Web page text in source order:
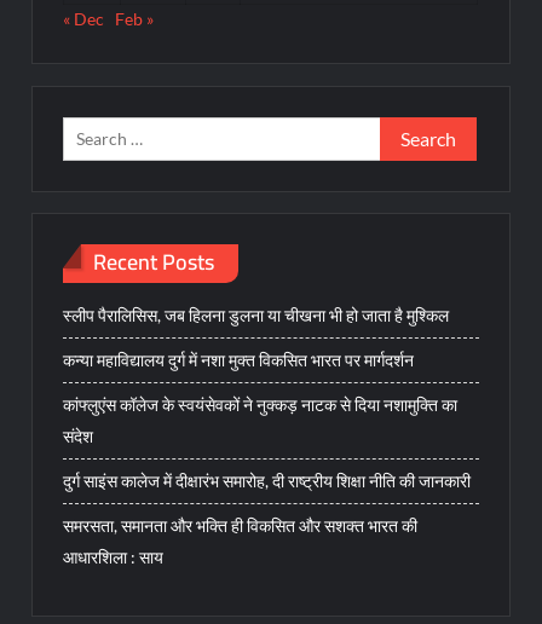
« Dec Feb »
Search
for:
Recent Posts
स्लीप पैरालिसिस, जब हिलना डुलना या चीखना भी हो जाता है मुश्किल
कन्या महाविद्यालय दुर्ग में नशा मुक्त विकसित भारत पर मार्गदर्शन
कांफ्लुएंस कॉलेज के स्वयंसेवकों ने नुक्कड़ नाटक से दिया नशामुक्ति का
संदेश
दुर्ग साइंस कालेज में दीक्षारंभ समारोह, दी राष्ट्रीय शिक्षा नीति की जानकारी
समरसता, समानता और भक्ति ही विकसित और सशक्त भारत की
आधारशिला : साय